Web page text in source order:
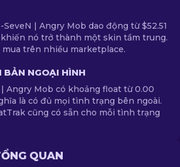
SeveN | Angry Mob dao động từ $52.51
khiến nó trở thành một skin tầm trung.
trên nhiều marketplace.
BẢN NGOẠI HÌNH
| Angry Mob có khoảng float từ 0.00
là có đủ mọi tình trạng bên ngoài.
cũng có sẵn cho mỗi tình trạng
QUAN